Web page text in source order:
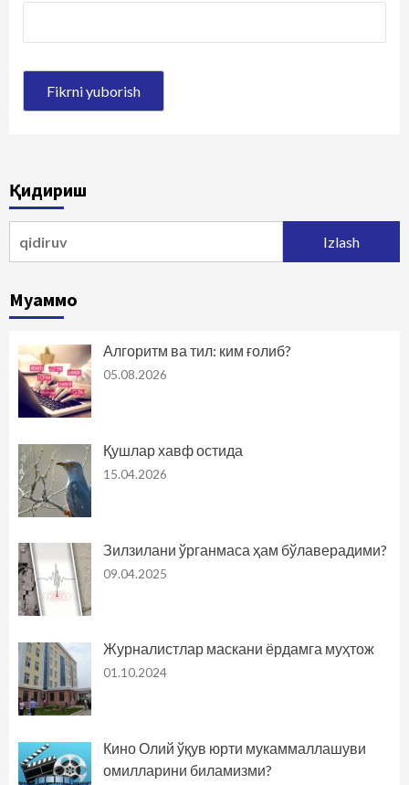
Қидириш
Муаммо
Алгоритм ва тил: ким ғолиб?
05.08.2026
Қушлар хавф остида
15.04.2026
Зилзилани ўрганмаса ҳам бўлаверадими?
09.04.2025
Журналистлар маскани ёрдамга муҳтож
01.10.2024
Кино Олий ўқув юрти мукаммаллашуви
омилларини биламизми?